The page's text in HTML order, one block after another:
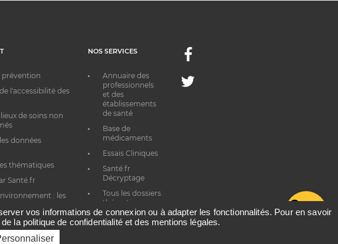
prévention
l'accessibilité des
de soins non
données
thématiques
Santé.fr
: les
NOS SERVICES
Annuaire des
professionnels
et des
établissements
de santé
Base de
médicaments
Essais Cliniques
Santé.fr
Décryptage
Tous les dossiers
thématiques
Facebook
Twitter
vos informations de connexion ou à adapter les fonctionnalités. Pour en savoir
la politique de confidentialité et des mentions légales.